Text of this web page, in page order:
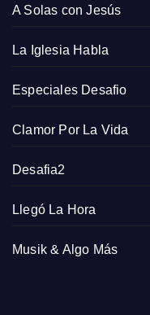
A Solas con Jesús
La Iglesia Habla
Especiales Desafio
Clamor Por La Vida
Desafia2
Llegó La Hora
Musik & Algo Más